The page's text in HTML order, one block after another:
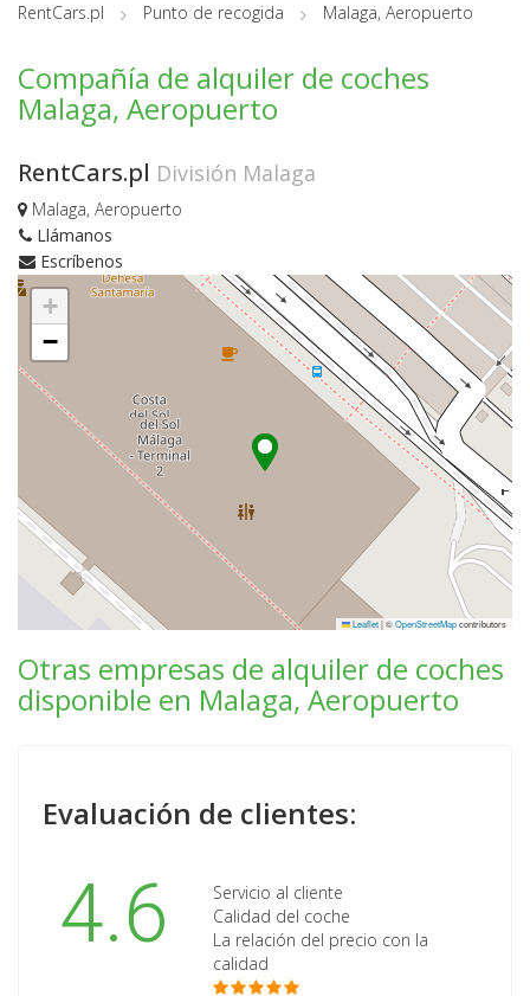
RentCars.pl Punto de recogida Malaga, Aeropuerto
Compañía de alquiler de coches
Malaga, Aeropuerto
RentCars.pl División Malaga
Malaga, Aeropuerto
Llámanos
Escríbenos
+
−
Leaflet|©OpenStreetMapcontributors
Otras empresas de alquiler de coches
disponible en Malaga, Aeropuerto
Evaluación de clientes:
4.6
Servicio al cliente
Calidad del coche
La relación del precio con la
calidad